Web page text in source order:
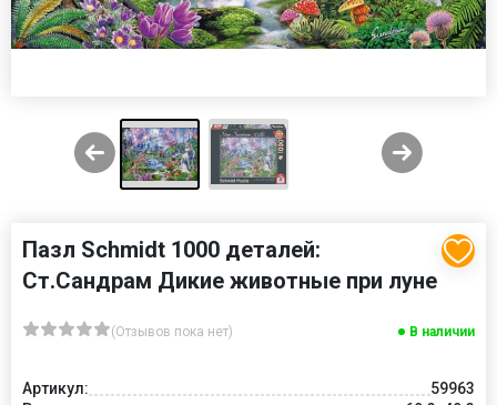
Пазл Schmidt 1000 деталей:
Ст.Сандрам Дикие животные при луне
(Отзывов пока нет) В наличии
Артикул:
59963